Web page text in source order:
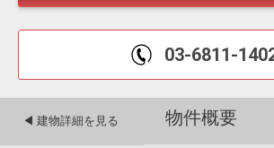
03-6811-
物件概要
◀︎ 建物詳細を見る